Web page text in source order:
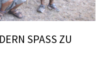
SPASS ZU H